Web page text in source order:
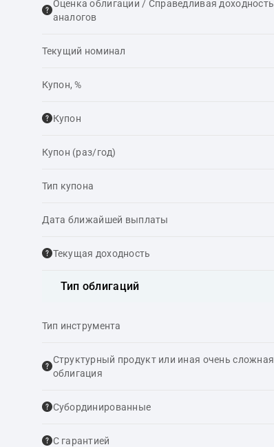
Оценка облигации / Справедливая доходность
аналогов
Текущий номинал
Купон, %
Купон
Купон (раз/год)
Тип купона
Дата ближайшей выплаты
Текущая доходность
Тип облигаций
Тип инструмента
Структурный продукт или иная очень сложная
облигация
Cубординированные
С гарантией